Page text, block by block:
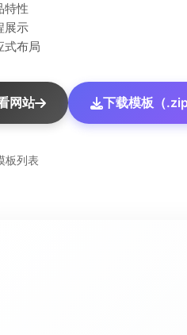
特性
展示
式布局
网站 下载模板（.zip
板列表